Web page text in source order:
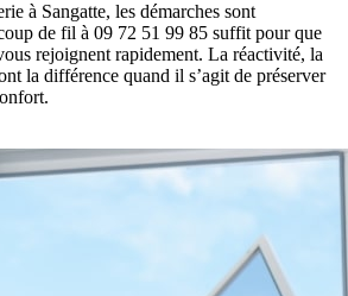
à Sangatte, les démarches sont
de fil à 09 72 51 99 85 suffit pour que
rejoignent rapidement. La réactivité, la
la différence quand il s’agit de préserver